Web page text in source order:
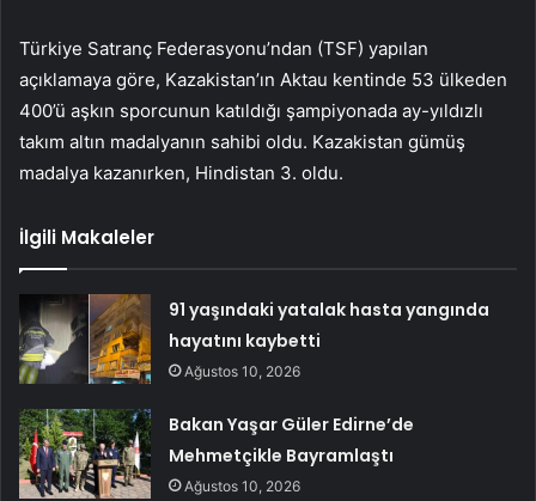
Türkiye Satranç Federasyonu’ndan (TSF) yapılan
açıklamaya göre, Kazakistan’ın Aktau kentinde 53 ülkeden
400’ü aşkın sporcunun katıldığı şampiyonada ay-yıldızlı
takım altın madalyanın sahibi oldu. Kazakistan gümüş
madalya kazanırken, Hindistan 3. oldu.
İlgili Makaleler
91 yaşındaki yatalak hasta yangında
hayatını kaybetti
Ağustos 10, 2026
Bakan Yaşar Güler Edirne’de
Mehmetçikle Bayramlaştı
Ağustos 10, 2026